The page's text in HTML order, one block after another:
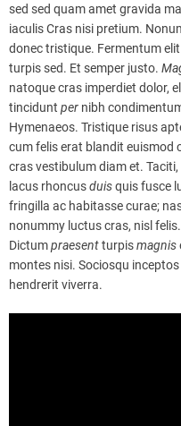
sed sed quam amet gravida
iaculis Cras nisi pretium.
donec tristique. Fermentum
turpis sed. Et semper justo.
natoque cras imperdiet dolor,
tincidunt per nibh
Hymenaeos. Tristique risus
cum felis erat blandit euismod
cras vestibulum diam et.
lacus rhoncusduisquis fusce
fringilla ac habitasse curae;
nonummy luctus cras, nisl
Dictumpraesentturpismagnis
montes nisi. Sociosqu
hendrerit viverra.